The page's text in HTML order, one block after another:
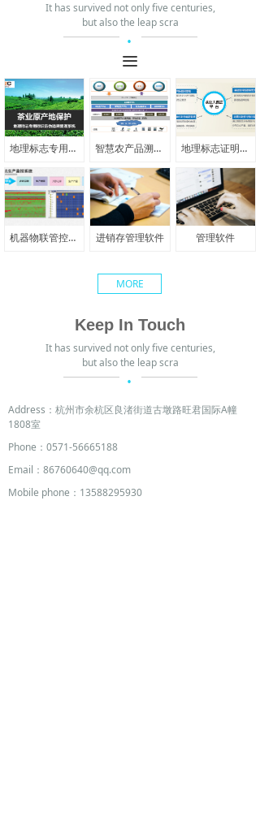
Address： 杭州市余杭区良渚街道古墩路旺君国际A幢
1808室
Phone： 0571-56665188
Email： 86760640@qq.com
Mobile phone： 13588295930
It has survived not only five centuries,
but also the leap scra
·
끀
地理标志专用标识防伪追溯管理系统 智慧农产品溯源系统 地理标志证明商标防伪追溯管理系统
机器物联管控系统平台（Machine and control system，简称MACS) 进销存管理软件 管理软件
MORE
Keep In Touch
It has survived not only five centuries,
but also the leap scra
·